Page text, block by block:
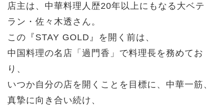
店主は、中華料理人歴20年以上にもなる大ベテ
ラン・ 佐々木透さん。
この『STAY GOLD』を開く前は、
中国料理の名店「過門香」で料理長を務めてお
り、
いつか自分の店を開くことを目標に、中華一筋、
真摯に向き合い続け、